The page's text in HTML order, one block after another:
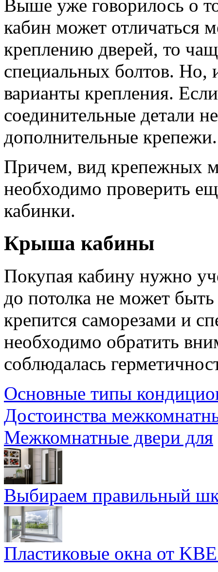
Выше уже говорилось о
кабин может отличаться
креплению дверей, то
специальных болтов. Но,
варианты крепления.
соединительные детали
дополнительные крепежи.
Причем, вид крепежных
необходимо проверить
кабинки.
Крыша кабины
Покупая кабину нужно
до потолка не может
крепится саморезами и
необходимо обратить
соблюдалась
Основные типы
Достоинства
Межкомнатные двери для
Выбираем правильный
Пластиковые окна от